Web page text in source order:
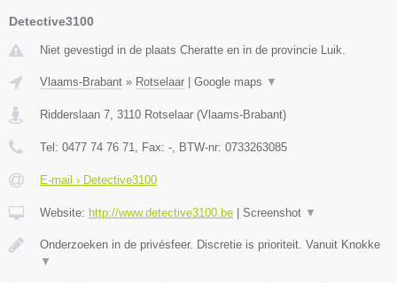
Detective3100
Niet gevestigd in de plaats Cheratte en in de provincie Luik.
Vlaams-Brabant » Rotselaar Google maps ▼
Ridderslaan 7 3110 Rotselaar (Vlaams-Brabant)
Tel: 0477 74 76 71 , Fax: - , BTW-nr: 0733263085
E-mail › Detective3100
Website: http://www.detective3100.be Screenshot ▼
Onderzoeken in de privésfeer. Discretie is prioriteit. Vanuit Knokke
▼